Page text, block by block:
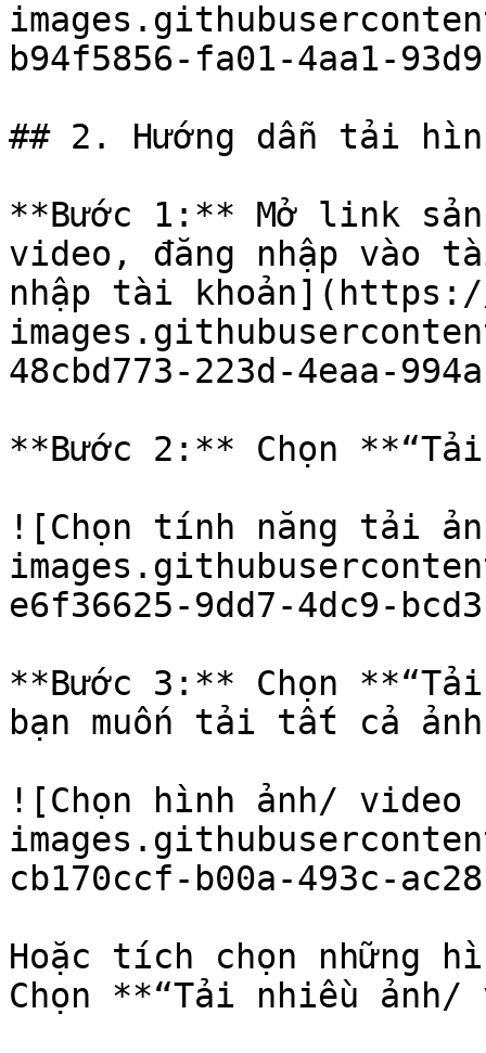
b94f5856-fa01-4aa1-
## 2. Hướng dẫn tải
**Bước 1:** Mở link
video, đăng nhập vào
nhập tài
48cbd773-223d-4eaa-
**Bước 2:** Chọn
![Chọn tính năng tải
e6f36625-9dd7-4dc9-
**Bước 3:** Chọn
bạn muốn tải tất cả
![Chọn hình ảnh/
cb170ccf-b00a-493c-
Hoặc tích chọn những
Chọn **“Tải nhiều ảnh/